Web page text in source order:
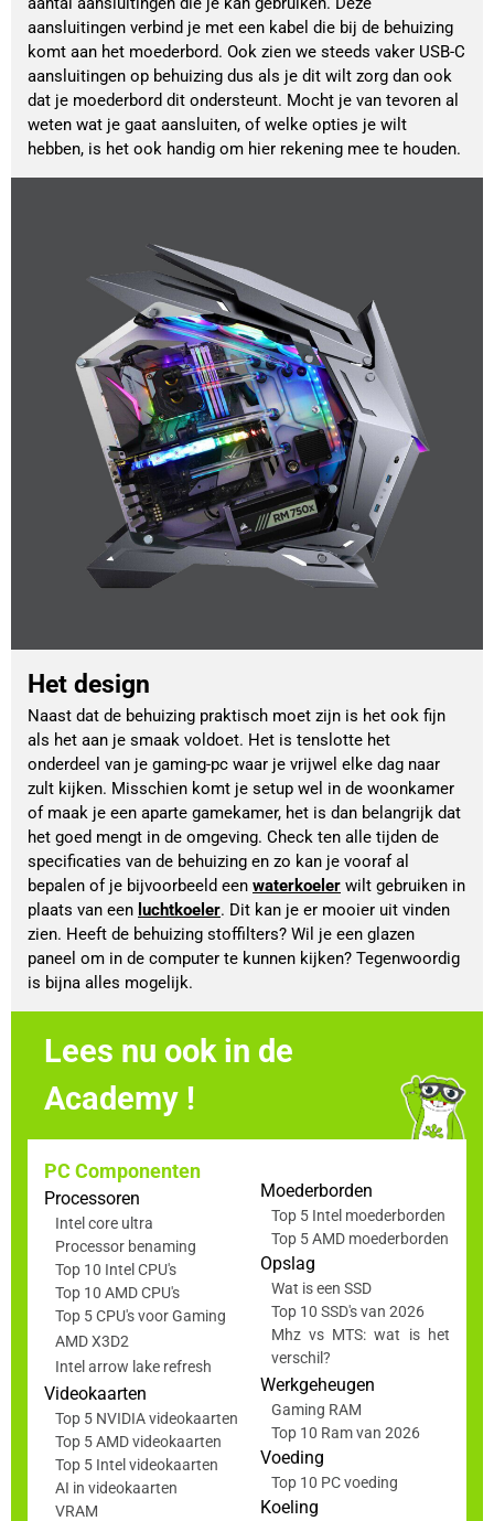
aansluitingen verbind je met een kabel die bij de behuizing
komt aan het moederbord. Ook zien we steeds vaker USB-C
aansluitingen op behuizing dus als je dit wilt zorg dan ook
dat je moederbord dit ondersteunt. Mocht je van tevoren al
weten wat je gaat aansluiten, of welke opties je wilt
hebben, is het ook handig om hier rekening mee te houden.
Het design
Naast dat de behuizing praktisch moet zijn is het ook fijn
als het aan je smaak voldoet. Het is tenslotte het
onderdeel van je gaming-pc waar je vrijwel elke dag naar
zult kijken. Misschien komt je setup wel in de woonkamer
of maak je een aparte gamekamer, het is dan belangrijk dat
het goed mengt in de omgeving. Check ten alle tijden de
specificaties van de behuizing en zo kan je vooraf al
bepalen of je bijvoorbeeld een waterkoeler wilt gebruiken in
plaats van een luchtkoeler. Dit kan je er mooier uit vinden
zien. Heeft de behuizing stoffilters? Wil je een glazen
paneel om in de computer te kunnen kijken? Tegenwoordig
is bijna alles mogelijk.
Lees nu ook in de
Academy !
PC Componenten
Processoren
Intel core ultra
Processor benaming
Top 10 Intel CPU's
Top 10 AMD CPU's
Top 5 CPU's voor Gaming
AMD X3D2
Intel arrow lake refresh
Videokaarten
Top 5 NVIDIA videokaarten
Top 5 AMD videokaarten
Top 5 Intel videokaarten
AI in videokaarten
VRAM
Moederborden
Top 5 Intel moederborden
Top 5 AMD moederborden
Opslag
Wat is een SSD
Top 10 SSD's van 2026
Mhz vs MTS: wat is het
verschil?
Werkgeheugen
Gaming RAM
Top 10 Ram van 2026
Voeding
Top 10 PC voeding
Koeling